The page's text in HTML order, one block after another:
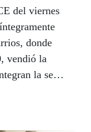
del viernes
donde
vendió la
la serie